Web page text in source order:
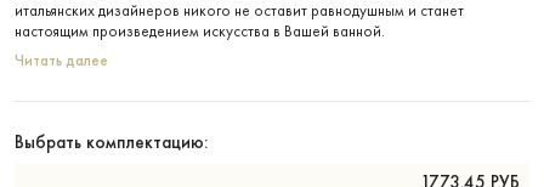
итальянских дизайнеров никого не оставит равнодушным и станет
настоящим произведением искусства в Вашей ванной.
Читать далее
Выбрать комплектацию:
1773.45 РУБ